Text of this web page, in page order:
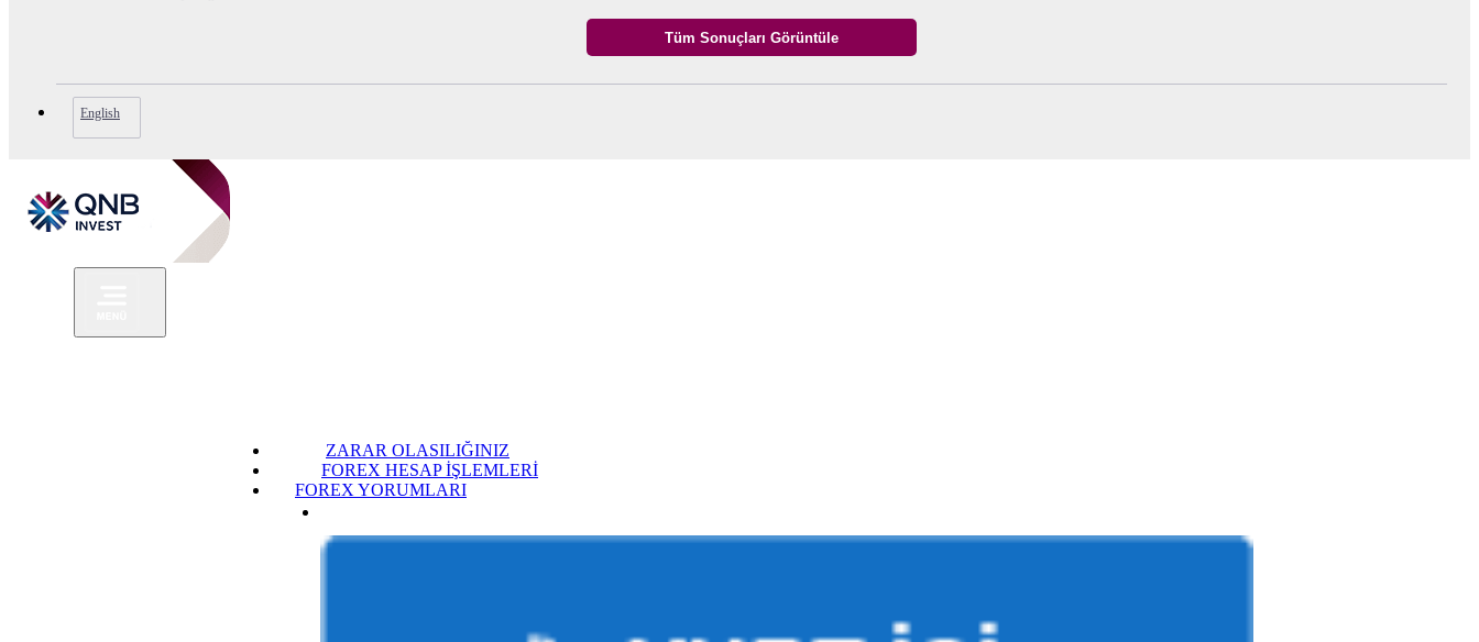
English
ZARAR OLASILIĞINIZ
FOREX HESAP İŞLEMLERİ
FOREX YORUMLARI